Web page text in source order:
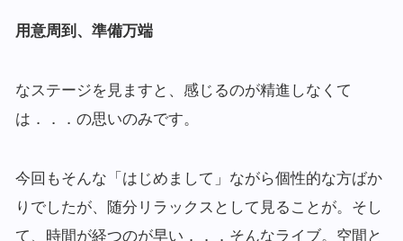
用意周到、準備万端
なステージを見ますと、感じるのが精進しなくて
は．．．の思いのみです。
今回もそんな「はじめまして」ながら個性的な方ばか
りでしたが、随分リラックスとして見ることが。そし
て、時間が経つのが早い．．．そんなライブ。空間と